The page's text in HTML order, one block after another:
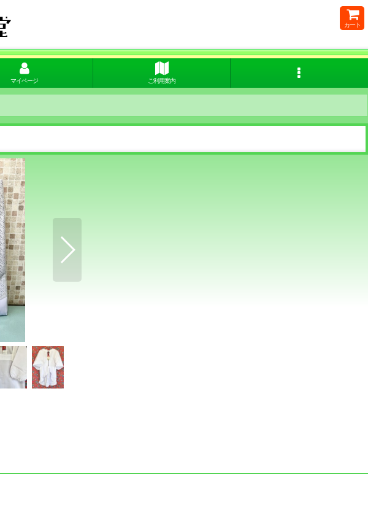
カート
マイページ ご利用案内